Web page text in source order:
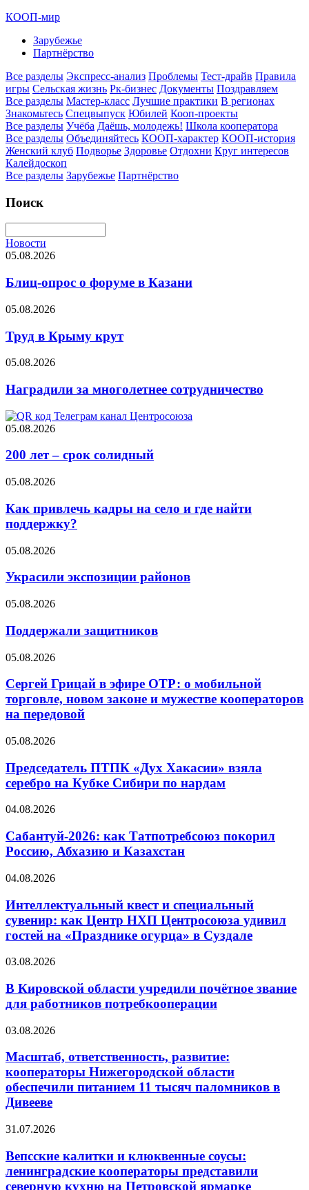
КООП-мир
Зарубежье
Партнёрство
Все разделы Экспресс-анализ Проблемы Тест-драйв Правила
игры Сельская жизнь Рк-бизнес Документы Поздравляем
Все разделы Мастер-класс Лучшие практики В регионах
Знакомьтесь Спецвыпуск Юбилей Кооп-проекты
Все разделы Учёба Даёшь, молодежь! Школа кооператора
Все разделы Объединяйтесь КООП-характер КООП-история
Женский клуб Подворье Здоровье Отдохни Круг интересов
Калейдоскоп
Все разделы Зарубежье Партнёрство
Поиск
Новости
05.08.2026
Блиц-опрос о форуме в Казани
05.08.2026
Труд в Крыму крут
05.08.2026
Наградили за многолетнее сотрудничество
05.08.2026
200 лет – срок солидный
05.08.2026
Как привлечь кадры на село и где найти
поддержку?
05.08.2026
Украсили экспозиции районов
05.08.2026
Поддержали защитников
05.08.2026
Сергей Грицай в эфире ОТР: о мобильной
торговле, новом законе и мужестве кооператоров
на передовой
05.08.2026
Председатель ПТПК «Дух Хакасии» взяла
серебро на Кубке Сибири по нардам
04.08.2026
Сабантуй-2026: как Татпотребсоюз покорил
Россию, Абхазию и Казахстан
04.08.2026
Интеллектуальный квест и специальный
сувенир: как Центр НХП Центросоюза удивил
гостей на «Празднике огурца» в Суздале
03.08.2026
В Кировской области учредили почётное звание
для работников потребкооперации
03.08.2026
Масштаб, ответственность, развитие:
кооператоры Нижегородской области
обеспечили питанием 11 тысяч паломников в
Дивееве
31.07.2026
Вепсские калитки и клюквенные соусы:
ленинградские кооператоры представили
северную кухню на Петровской ярмарке